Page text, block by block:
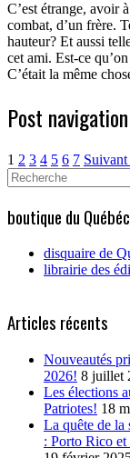
C’est étrange, avoir
combat, d’un frère.
hauteur? Et aussi
cet ami. Est-ce
C’était la même
Post navigation
1 2 3 4 5 6 7 Suivant
Search
for:
boutique du
disquaire de
librairie des
Articles récents
Nouveautés
2026! 8 juillet
Les élections
Patriotes! 18
La quête de la
: Porto Rico et